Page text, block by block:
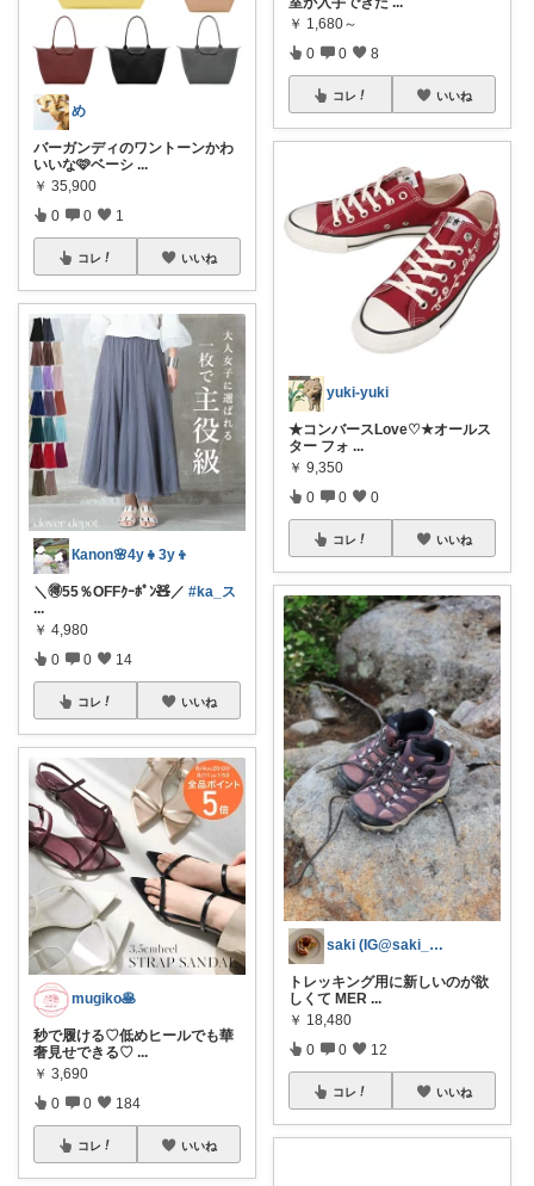
め
バーガンディのワントーンかわ
いいな🩷ベーシ ...
￥ 35,900
0 0 1
コレ いいね
Кanon🌸4y👧3y👦
＼🉐55％OFFｸｰﾎﾟﾝ🧸／ #ka_ス
...
￥ 4,980
0 0 14
コレ いいね
mugiko🥞
秒で履ける♡低めヒールでも華
奢見せできる♡ ...
￥ 3,690
0 0 184
コレ いいね
￥ 1,680～
0 0 8
コレ いいね
yuki-yuki
★コンバースLove♡★オールス
ター フォ ...
￥ 9,350
0 0 0
コレ いいね
saki (IG@saki_pofu)
トレッキング用に新しいのが欲
しくて MER ...
￥ 18,480
0 0 12
コレ いいね